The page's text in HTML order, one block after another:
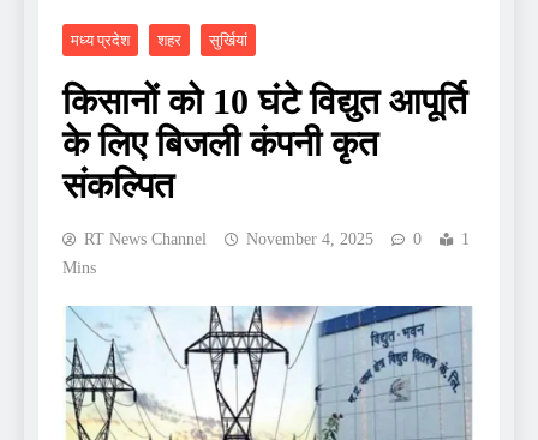
मध्य प्रदेश शहर सुर्खियां
किसानों को 10 घंटे विद्युत आपूर्ति
के लिए बिजली कंपनी कृत
संकल्पित
RT News Channel November 4, 2025 0
1
Mins